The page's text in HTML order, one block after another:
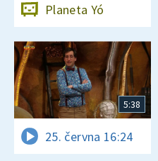
Planeta Yó
5:38
25. června 16:24